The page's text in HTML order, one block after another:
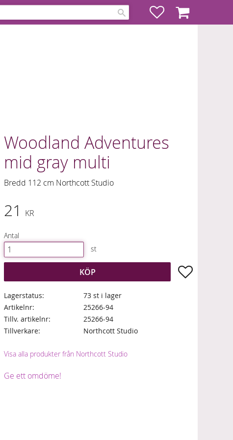
FavoriterKundvagn
Woodland Adventures
mid gray multi
Bredd 112 cm Northcott Studio
21 KR
Antal
st
KÖP Lägg till i
Lagerstatus
73 st i lager
Artikelnr
25266-94
Tillv. artikelnr
25266-94
Tillverkare
Northcott Studio
Visa alla produkter från Northcott Studio
Ge ett omdöme!